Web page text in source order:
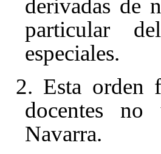
derivadas de
particular
especiales.
2. Esta orden
docentes
Navarra.